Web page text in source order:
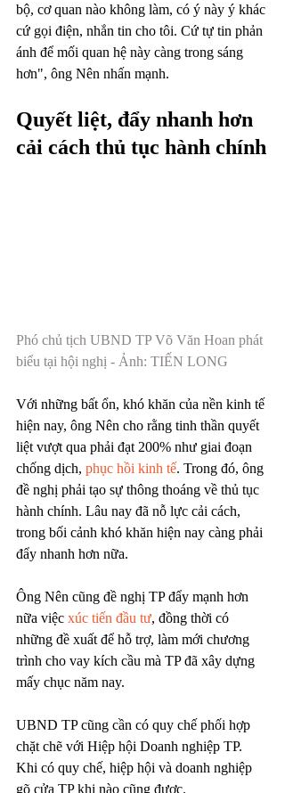
bộ, cơ quan nào không làm, có ý này ý khác
cứ gọi điện, nhắn tin cho tôi. Cứ tự tin phản
ánh để mối quan hệ này càng trong sáng
hơn", ông Nên nhấn mạnh.
Quyết liệt, đẩy nhanh hơn
cải cách thủ tục hành chính
Phó chủ tịch UBND TP Võ Văn Hoan phát
biểu tại hội nghị - Ảnh: TIẾN LONG
Với những bất ổn, khó khăn của nền kinh tế
hiện nay, ông Nên cho rằng tinh thần quyết
liệt vượt qua phải đạt 200% như giai đoạn
chống dịch, phục hồi kinh tế. Trong đó, ông
đề nghị phải tạo sự thông thoáng về thủ tục
hành chính. Lâu nay đã nỗ lực cải cách,
trong bối cảnh khó khăn hiện nay càng phải
đẩy nhanh hơn nữa.
Ông Nên cũng đề nghị TP đẩy mạnh hơn
nữa việc xúc tiến đầu tư, đồng thời có
những đề xuất để hỗ trợ, làm mới chương
trình cho vay kích cầu mà TP đã xây dựng
mấy chục năm nay.
UBND TP cũng cần có quy chế phối hợp
chặt chẽ với Hiệp hội Doanh nghiệp TP.
Khi có quy chế, hiệp hội và doanh nghiệp
gõ cửa TP khi nào cũng được.